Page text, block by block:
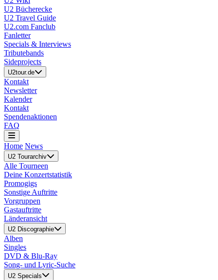
U2 Bücherecke
U2 Travel Guide
U2.com Fanclub
Fanletter
Specials & Interviews
Tributebands
Sideprojects
U2tour.de
Kontakt
Newsletter
Kalender
Kontakt
Spendenaktionen
FAQ
Home News
U2 Tourarchiv
Alle Tourneen
Deine Konzertstatistik
Promogigs
Sonstige Auftritte
Vorgruppen
Gastauftritte
Länderansicht
U2 Discographie
Alben
Singles
DVD & Blu-Ray
Song- und Lyric-Suche
U2 Specials